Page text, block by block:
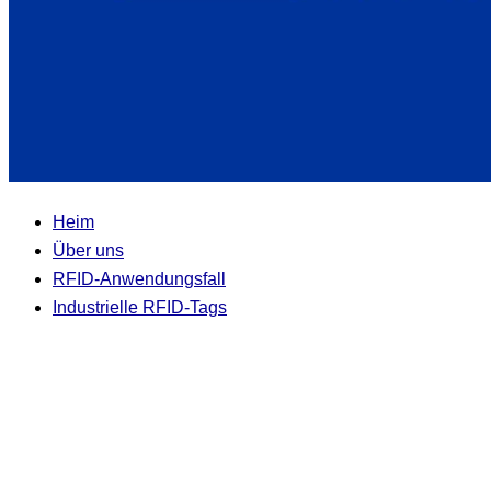
Heim
Über uns
RFID-Anwendungsfall
Industrielle RFID-Tags